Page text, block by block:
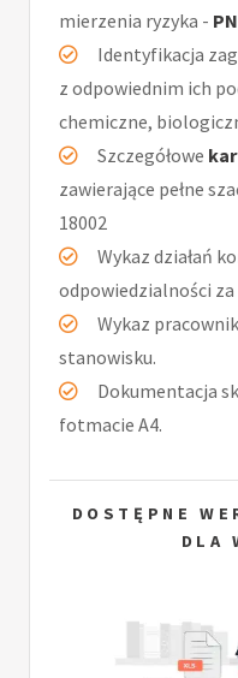
mierzenia ryzyka -
Identyfikacja
z odpowiednim ich
chemiczne,
Szczegółowe
zawierające pełne
18002
Wykaz działań
odpowiedzialności
Wykaz
stanowisku.
Dokumentacja
fotmacie A4.
DOSTĘPNE
DLA